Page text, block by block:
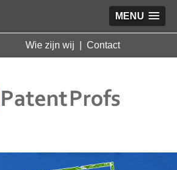
MENU
Wie zijn wij Contact